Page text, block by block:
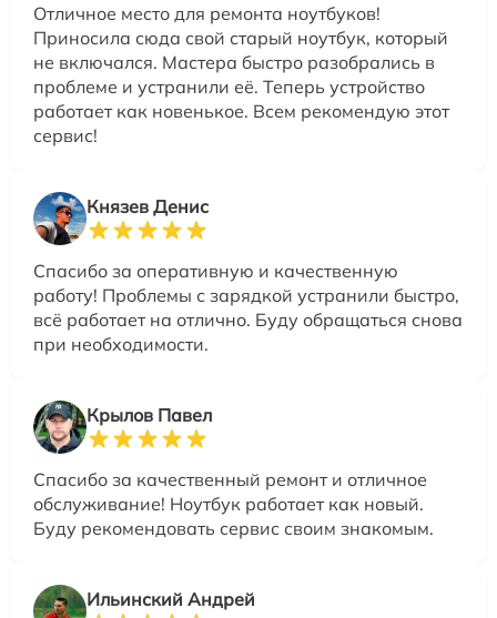
Отличное место для ремонта ноутбуков!
Приносила сюда свой старый ноутбук, который
не включался. Мастера быстро разобрались в
проблеме и устранили её. Теперь устройство
работает как новенькое. Всем рекомендую этот
сервис!
Князев Денис
Спасибо за оперативную и качественную
работу! Проблемы с зарядкой устранили быстро,
всё работает на отлично. Буду обращаться снова
при необходимости.
Крылов Павел
Спасибо за качественный ремонт и отличное
обслуживание! Ноутбук работает как новый.
Буду рекомендовать сервис своим знакомым.
Ильинский Андрей